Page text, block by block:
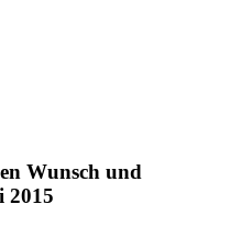
Wunsch und
2015